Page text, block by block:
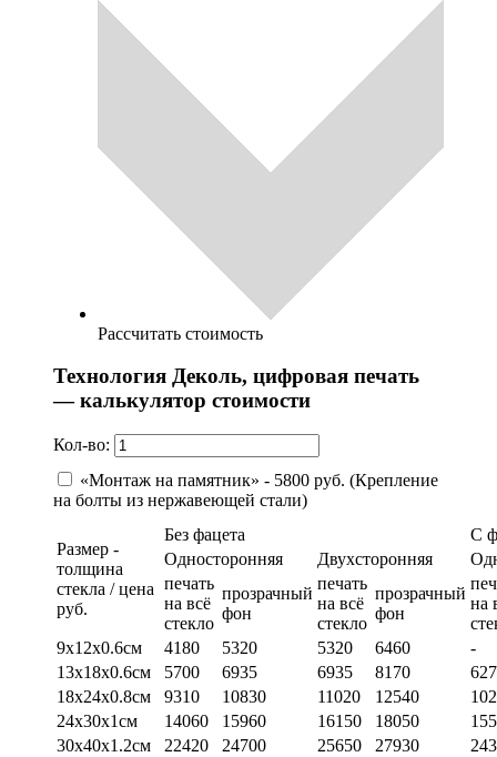
Рассчитать стоимость
Технология Деколь, цифровая печать
— калькулятор стоимости
Кол-во:
«Монтаж на памятник» - 5800 руб. (Крепление
на болты из нержавеющей стали)
Размер -
толщина
стекла / цена
руб.
Без фацета
С
Односторонняя
Двухсторонняя
печать
на всё
стекло
прозрачный
фон
печать
на всё
стекло
прозрачный
фон
на
9х12х0.6см
4180 5320 5320 6460
-
13х18х0.6см
5700 6935 6935 8170
18х24х0.8см
9310 10830 11020 12540
24х30х1см
14060 15960 16150 18050
30х40х1.2см
22420 24700 25650 27930